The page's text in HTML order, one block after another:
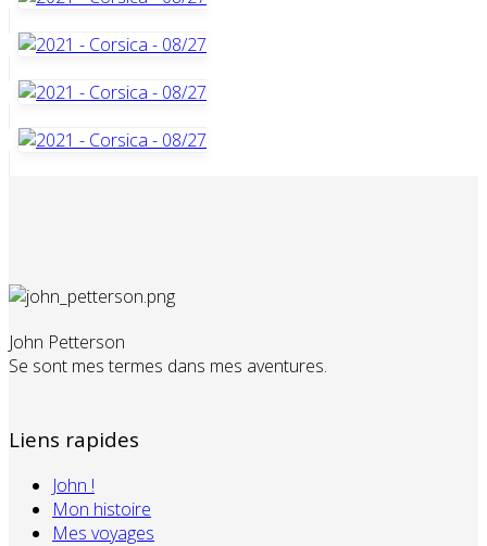
John Petterson
Se sont mes termes dans mes aventures.
Liens rapides
John !
Mon histoire
Mes voyages